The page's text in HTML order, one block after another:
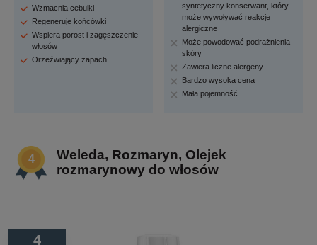
Wzmacnia cebulki
Regeneruje końcówki
Wspiera porost i zagęszczenie
włosów
Orzeźwiający zapach
syntetyczny konserwant, który
może wywoływać reakcje
alergiczne
Może powodować podrażnienia
skóry
Zawiera liczne alergeny
Bardzo wysoka cena
Mała pojemność
Weleda, Rozmaryn, Olejek
rozmarynowy do włosów
4